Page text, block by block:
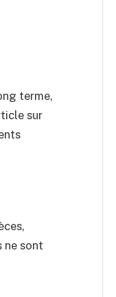
terme,
sur
ne sont